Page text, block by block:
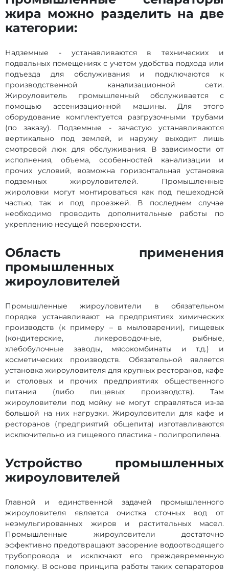
жира можно разделить на две
категории:
Надземные - устанавливаются в технических и
подвальных помещениях с учетом удобства подхода или
подъезда для обслуживания и подключаются к
производственной канализационной сети.
Жироуловитель промышленный обслуживается с
помощью ассенизационной машины. Для этого
оборудование комплектуется разгрузочными трубами
(по заказу). Подземные - зачастую устанавливаются
вертикально под землей, и наружу выходит лишь
смотровой люк для обслуживания. В зависимости от
исполнения, объема, особенностей канализации и
прочих условий, возможна горизонтальная установка
подземных жироуловителей. Промышленные
жироловки могут монтироваться как под пешеходной
частью, так и под проезжей. В последнем случае
необходимо проводить дополнительные работы по
укреплению несущей поверхности.
Область применения
промышленных
жироуловителей
Промышленные жироуловители в обязательном
порядке устанавливают на предприятиях химических
производств (к примеру – в мыловарении), пищевых
(кондитерские, ликероводочные, рыбные,
хлебобулочные заводы, мясокомбинаты и т.д.) и
косметических производств. Обязательной является
установка жироуловителя для крупных ресторанов, кафе
и столовых и прочих предприятиях общественного
питания (либо пищевых производств). Там
жироуловители под мойку не могут справляться из-за
большой на них нагрузки. Жироуловители для кафе и
ресторанов (предприятий общепита) изготавливаются
исключительно из пищевого пластика - полипропилена.
Устройство промышленных
жироуловителей
Главной и единственной задачей промышленного
жироуловителя является очистка сточных вод от
неэмульгированных жиров и растительных масел.
Промышленные жироуловители достаточно
эффективно предотвращают засорение водоотводящего
трубопровода и исключают его преждевременную
поломку. В основе принципа работы таких сепараторов